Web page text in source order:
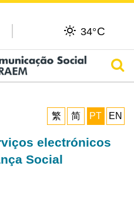
34°C
繁
简 PT EN
electrónicos
Social